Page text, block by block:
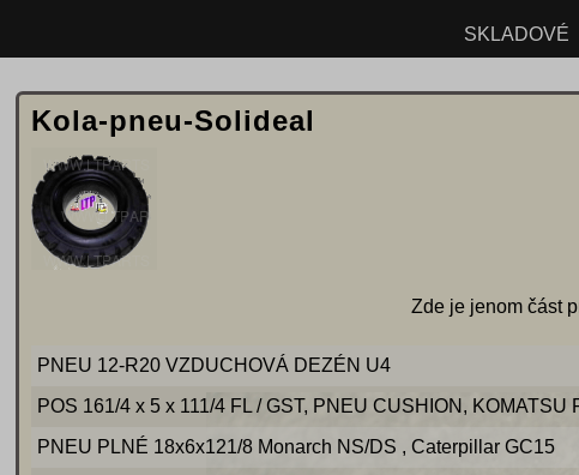
SKLADOVÉ
Kola-pneu-Solideal
Zde je jenom část
PNEU 12-R20 VZDUCHOVÁ DEZÉN U4
POS 161/4 x 5 x 111/4 FL / GST, PNEU CUSHION, KOMATSU
PNEU PLNÉ 18x6x121/8 Monarch NS/DS , Caterpillar GC15